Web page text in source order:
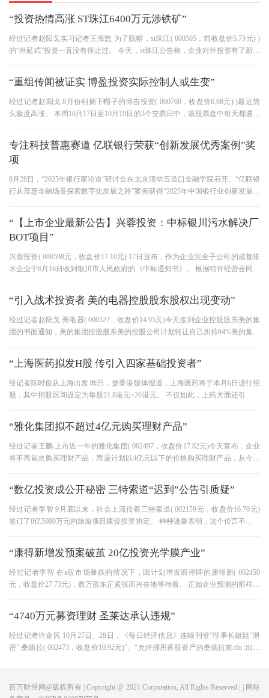
“投资热情高涨 ST珠江6400万元涉铁矿”
经过记者赵阳戈实习记者王海慜 为了脱帽，st珠江( 000505，前收盘价5.73元) )
的“外延式”投资一直没有停止过。 今天，st珠江公告称，企业对外投资有了新的
“重组传闻被证实 博盈投资实际控制人或生变”
经过记者赵阳戈 8月份刚摘下帽子的博击投资( 000760，收盘价6.68元) )最近势
头极度高涨。 本周10月17日至10月19日的3个交易日中，该股票盘中每天都遇到
专注科技普惠赛道 亿联银行荣获“创新发展优秀案例”奖
项
8月28日，“2025年银行家论道”研讨会在北京清华五道口金融学院召开。“亿联银
行从普惠金融场景探索数字化发展之路”案例获得“2025年中国银行业创新发展优
“【上市企业最新公告】兴蓉投资：中标银川污水解决厂
BOT项目”
兴蓉投资( 000598元，收盘价17.10元) 17日宣布，作为企业完全子公司的成都排
水企业于6月16日收到银川市人民政府的《中标通知书》。 根据特许经营合同，
“引入战术投资者 美的电器控股股东股权出现变动”
经过记者赵阳戈 美电器( 000527，收盘价14.95元)今天接到企业控股股东美的集
团的书面通知，美的集团控股股东美的控股公司计划转让自己所持84%美的集团
“上海医药拟发H股 传引入四家基础投资者”
经记者陈时俊从上海出发 昨日，据香港媒体报道，上海医药将于本月6日进行招
股，其中招股区间设定为每股21.8港元~26港元。 不仅如此，上药方面还引进了
“雅化集团拟不超过4亿元购买理财产品”
经过记者王鹏 上市近一年的雅化集团( 002497，收盘价17.82元)今天宣布，企业
将不再首次购买理财产品，而是计划以4亿元以下的价格购买理财产品，从今年
“数亿投资成公开秘密 三特索道“迟到”公告引质疑”
经过记者李智 9月底以来，社会上流传着三特索道( 002159元，收盘价16.70元)
签订了8亿5000万元的旅游项目建设投资协定。 种种迹象表明，这个传言不是水
“康得新增发预案破茧 20亿投资光学膜产业”
经过记者李智 在a股市场暴跌的情况下，因计划增发而停牌的康得新( 002450
元，收盘价27.73元)，数万股东正紧张而兴奋地等待着。 正如企业预测的那样，
“4740万元募资理财 圣莱达承认违规”
经过记者许金民 10月27日、28日，《每日经济信息》连续刊登“理事长姐姐“泄
密”:桑德拉( 002473，收盘价10.92元)”、“允许挪用募股资产的桑德拉前cfo :出于
百万财经网@版权所有 | Copyright @ 2021 Corporation, All Rights Reserved | | 网站